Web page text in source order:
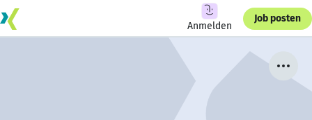
Anmelden
Job posten